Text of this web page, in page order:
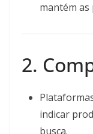
mantém as
2.
indicar
busca.